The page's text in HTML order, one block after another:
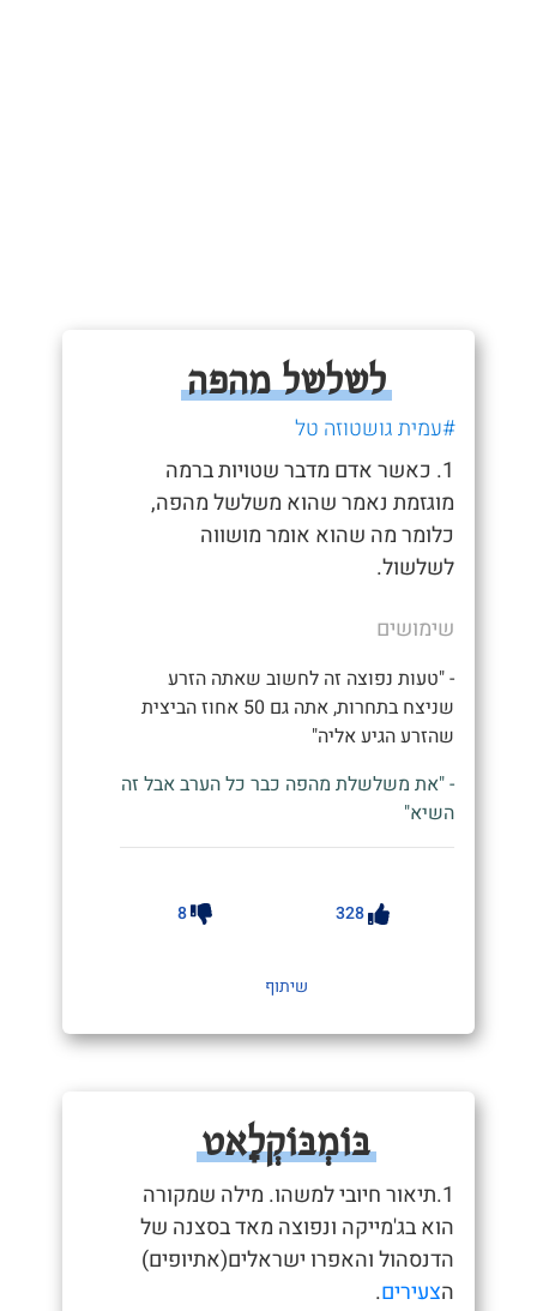
לשלשל מהפה
#עמית גושטוזה טל
1. כאשר אדם מדבר שטויות ברמה
מוגזמת נאמר שהוא משלשל מהפה,
כלומר מה שהוא אומר מושווה
לשלשול.
שימושים
- "טעות נפוצה זה לחשוב שאתה הזרע
שניצח בתחרות, אתה גם 50 אחוז הביצית
שהזרע הגיע אליה"
- "את משלשלת מהפה כבר כל הערב אבל זה
השיא"
328
8
שיתוף
בּוֹמְבּוֹקְלָאט
1.תיאור חיובי למשהו. מילה שמקורה
הוא בג'מייקה ונפוצה מאד בסצנה של
הדנסהול והאפרו ישראלים(אתיופים)
הצעירים.